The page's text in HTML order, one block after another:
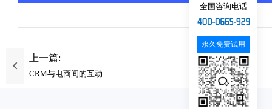
上一篇:
CRM与电商间的互动
全国咨询电话
永久免费试用